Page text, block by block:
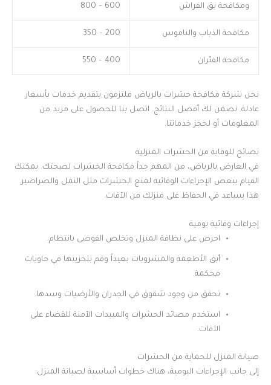
ومكافحة بق الفراش 600 – 800
مكافحة الذباب والناموس 200 – 350
مكافحة الفئران 400 – 550
نحن شركة مكافحة حشرات بالرياض ملتزمون بتقديم خدمات بأسعار
عادلة. نضمن لك أفضل النتائج. اتصل بنا للحصول على مزيد من
المعلومات أو لحجز خدماتنا.
نصائح للوقاية من الحشرات المنزلية
في العارض بالرياض، من المهم جداً مكافحة الحشرات لصحتك. يمكنك
القيام ببعض الإجراءات الوقائية لمنع الحشرات مثل النمل والصراصير.
هذا يساعد في الحفاظ على منزلك من الآفات.
إجراءات وقائية يومية
احرص على نظافة المنزل وتخلص الفوضى بانتظام.
أبق الأطعمة والمشروبات بعيداً وقم بتخزينها في حاويات
محكمة.
تحقق من وجود شقوق في الجدران والأرضيات وسدها.
استخدم مصائد الحشرات والمبيدات الآمنة للقضاء على
الآفات.
صيانة المنزل للحماية من الحشرات
إلى جانب الإجراءات اليومية، هناك خطوات أساسية لصيانة المنزل: